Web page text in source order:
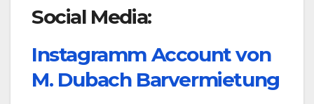
Social Media:
Instagramm Account von
M. Dubach Barvermietung